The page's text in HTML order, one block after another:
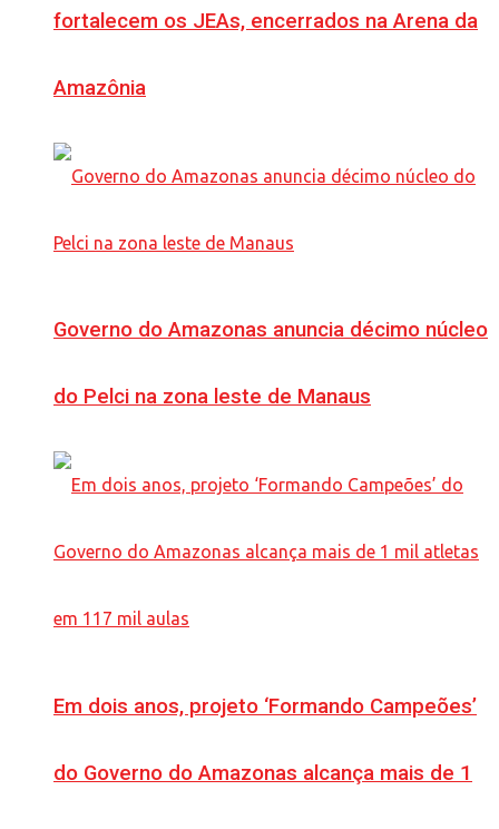
fortalecem os JEAs, encerrados na Arena da
Amazônia
Governo do Amazonas anuncia décimo núcleo
do Pelci na zona leste de Manaus
Em dois anos, projeto ‘Formando Campeões’
do Governo do Amazonas alcança mais de 1